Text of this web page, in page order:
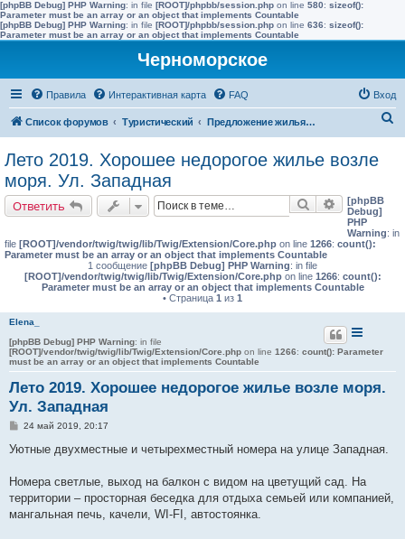
[phpBB Debug] PHP Warning: in file [ROOT]/phpbb/session.php on line 580: sizeof():
Parameter must be an array or an object that implements Countable
[phpBB Debug] PHP Warning: in file [ROOT]/phpbb/session.php on line 636: sizeof():
Parameter must be an array or an object that implements Countable
Черноморское
Правила Интерактивная карта FAQ Вход
Список форумов Туристический Предложение жилья в Черноморске (сдать)
Лето 2019. Хорошее недорогое жилье возле
моря. Ул. Западная
Ответить Поиск
[phpBB
Debug]
PHP
Warning: in
file [ROOT]/vendor/twig/twig/lib/Twig/Extension/Core.php on line 1266: count():
Parameter must be an array or an object that implements Countable
1 сообщение [phpBB Debug] PHP Warning: in file
[ROOT]/vendor/twig/twig/lib/Twig/Extension/Core.phpon line 1266: count():
Parameter must be an array or an object that implements Countable
• Страница 1 из 1
Elena_
[phpBB Debug] PHP Warning: in file
[ROOT]/vendor/twig/twig/lib/Twig/Extension/Core.php on line 1266: count(): Parameter
must be an array or an object that implements Countable
Лето 2019. Хорошее недорогое жилье возле моря.
Ул. Западная
С
о
е
и
е
24 май 2019, 20:17
Уютные двухместные и четырехместный номера на улице Западная.
Номера светлые, выход на балкон с видом на цветущий сад. На
территории – просторная беседка для отдыха семьей или компанией,
мангальная печь, качели, WI-FI, автостоянка.